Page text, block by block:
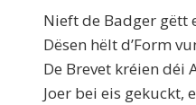
Nieft de Badger gëtt
Dësen hëlt d’Form
De Brevet kréien déi
Joer bei eis gekuckt,